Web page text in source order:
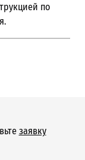
по
заявку